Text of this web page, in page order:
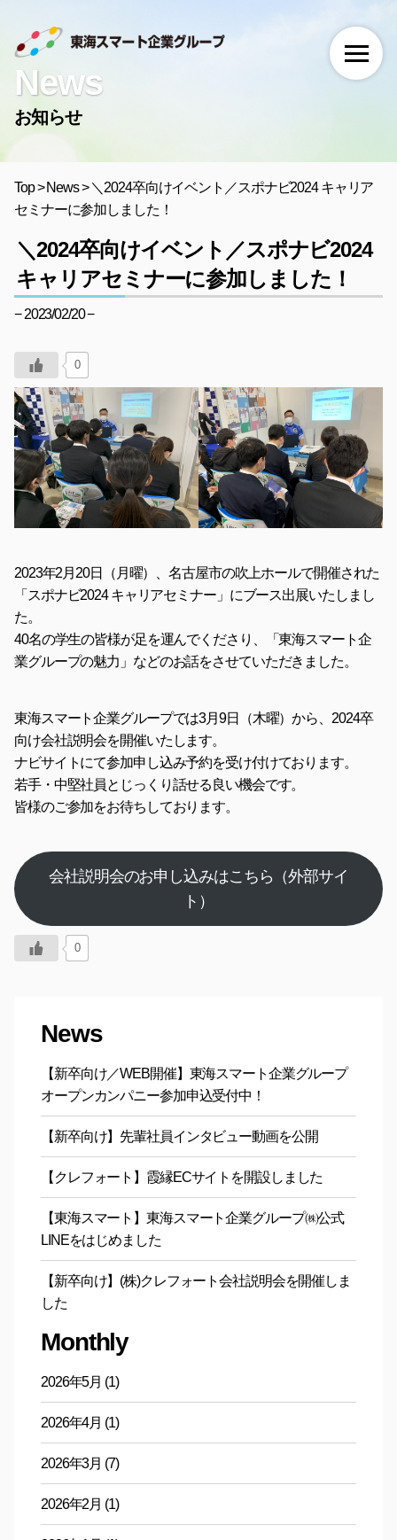
News
お知らせ
Top>News>＼2024卒向けイベント／スポナビ2024 キャリア
セミナーに参加しました！
＼2024卒向けイベント／スポナビ2024
キャリアセミナーに参加しました！
− 2023/02/20 −
0
2023年2月20日（月曜）、名古屋市の吹上ホールで開催された
「スポナビ2024 キャリアセミナー」にブース出展いたしまし
た。
40名の学生の皆様が足を運んでくださり、「東海スマート企
業グループの魅力」などのお話をさせていただきました。
東海スマート企業グループでは3月9日（木曜）から、2024卒
向け会社説明会を開催いたします。
ナビサイトにて参加申し込み予約を受け付けております。
若手・中堅社員とじっくり話せる良い機会です。
皆様のご参加をお待ちしております。
会社説明会のお申し込みはこちら（外部サイ
ト）
0
News
【新卒向け／WEB開催】東海スマート企業グループ
オープンカンパニー参加申込受付中！
【新卒向け】先輩社員インタビュー動画を公開
【クレフォート】霞縁ECサイトを開設しました
【東海スマート】東海スマート企業グループ㈱公式
LINEをはじめました
【新卒向け】(株)クレフォート会社説明会を開催しま
した
Monthly
2026年5月 (1)
2026年4月 (1)
2026年3月 (7)
2026年2月 (1)